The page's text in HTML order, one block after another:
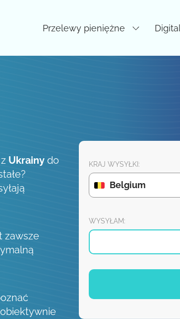
Przelewy pieniężne
Ukrainy do
zawsze
KRAJ WYSYŁKI:
Belgium
WYSYŁAM: